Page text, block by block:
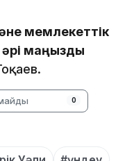
мемлекеттік
әрі маңызды
0